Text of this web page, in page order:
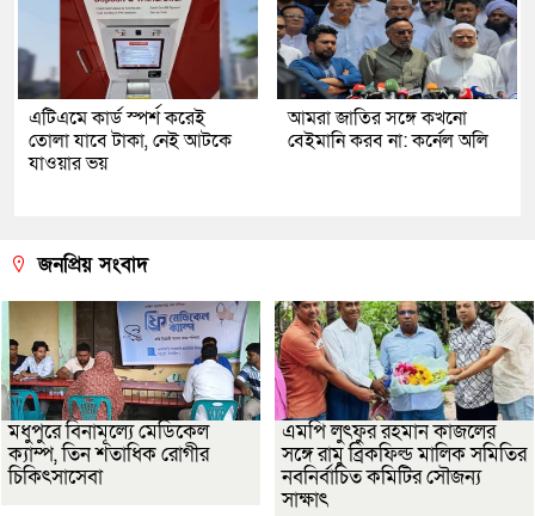
এটিএমে কার্ড স্পর্শ করেই
তোলা যাবে টাকা, নেই আটকে
যাওয়ার ভয়
আমরা জাতির সঙ্গে কখনো
বেইমানি করব না: কর্নেল অলি
জনপ্রিয় সংবাদ
মধুপুরে বিনামূল্যে মেডিকেল
ক্যাম্প, তিন শতাধিক রোগীর
চিকিৎসাসেবা
এমপি লুৎফুর রহমান কাজলের
সঙ্গে রামু ব্রিকফিল্ড মালিক সমিতির
নবনির্বাচিত কমিটির সৌজন্য
সাক্ষাৎ